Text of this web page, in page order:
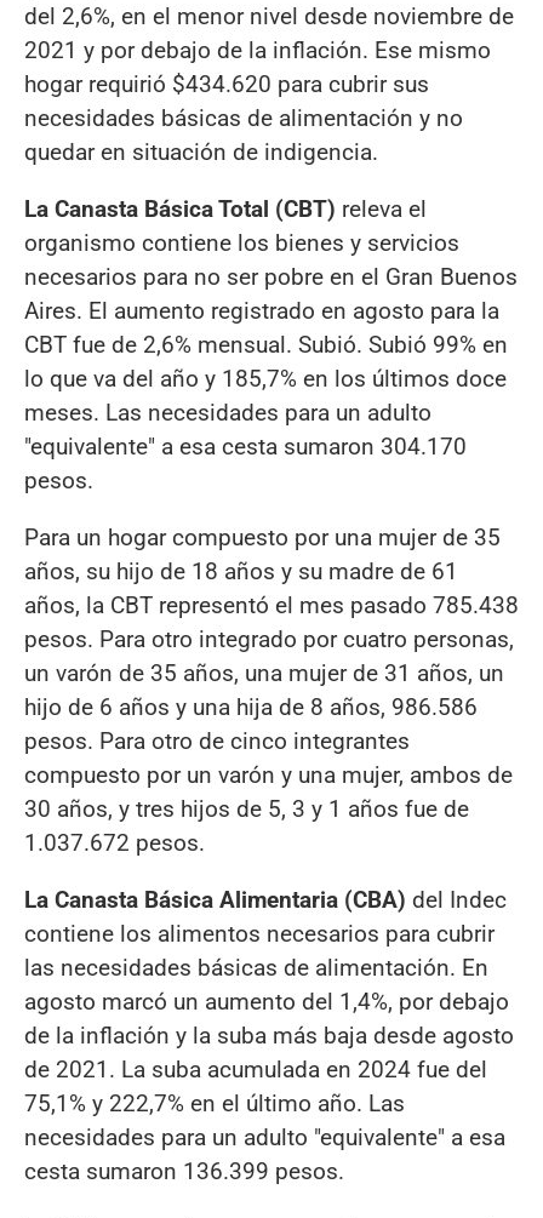
del 2,6%, en el menor nivel desde noviembre de
2021 y por debajo de la inflación. Ese mismo
hogar requirió $434.620 para cubrir sus
necesidades básicas de alimentación y no
quedar en situación de indigencia.
La Canasta Básica Total (CBT) releva el
organismo contiene los bienes y servicios
necesarios para no ser pobre en el Gran Buenos
Aires. El aumento registrado en agosto para la
CBT fue de 2,6% mensual. Subió. Subió 99% en
lo que va del año y 185,7% en los últimos doce
meses. Las necesidades para un adulto
"equivalente" a esa cesta sumaron 304.170
pesos.
Para un hogar compuesto por una mujer de 35
años, su hijo de 18 años y su madre de 61
años, la CBT representó el mes pasado 785.438
pesos. Para otro integrado por cuatro personas,
un varón de 35 años, una mujer de 31 años, un
hijo de 6 años y una hija de 8 años, 986.586
pesos. Para otro de cinco integrantes
compuesto por un varón y una mujer, ambos de
30 años, y tres hijos de 5, 3 y 1 años fue de
1.037.672 pesos.
La Canasta Básica Alimentaria (CBA) del Indec
contiene los alimentos necesarios para cubrir
las necesidades básicas de alimentación. En
agosto marcó un aumento del 1,4%, por debajo
de la inflación y la suba más baja desde agosto
de 2021. La suba acumulada en 2024 fue del
75,1% y 222,7% en el último año. Las
necesidades para un adulto "equivalente" a esa
cesta sumaron 136.399 pesos.